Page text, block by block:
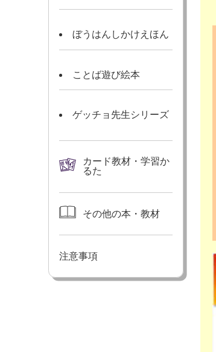
ぼうはんしかけえほん
ことば遊び絵本
ゲッチョ先生シリーズ
カード教材・学習か
るた
その他の本・教材
注意事項